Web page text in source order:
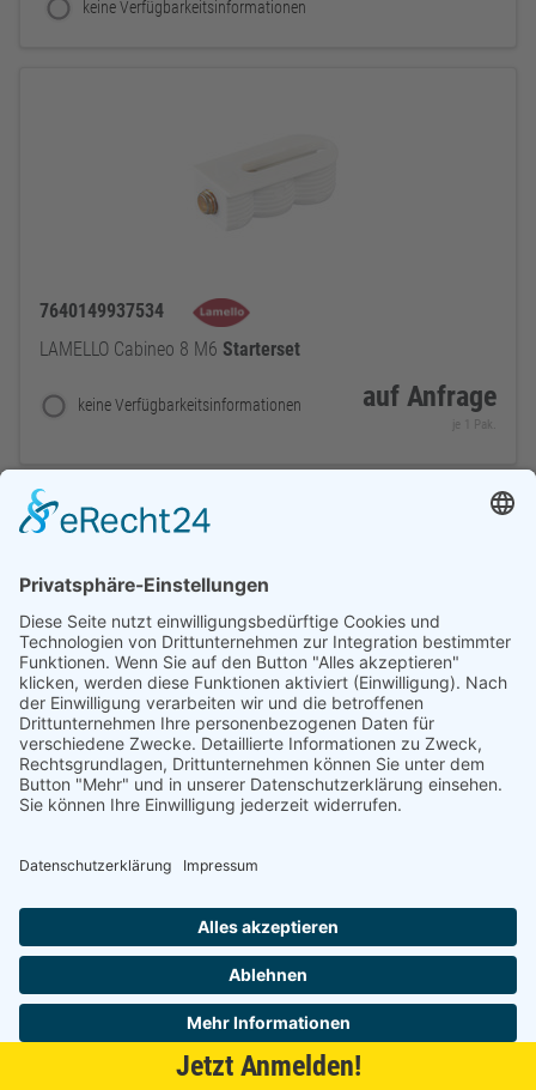
Jetzt Anmelden!
keine Verfügbarkeitsinformationen
7640149937534
LAMELLO Cabineo 8 M6 Starterset
keine Verfügbarkeitsinformationen auf Anfrage
je 1 Pak.
LAMELLO Cabineo Muffen - inkl. Cabineo Einschlaghilfe
7640149937541
Cabineo Einschlaghilfe 500 Stück
keine Verfügbarkeitsinformationen
7640149937558
LAMELLO Cabineo Muffe M6x12.3 mm inkl.
Cabineo Einschlaghilfe 100 Stück
auf Anfrage